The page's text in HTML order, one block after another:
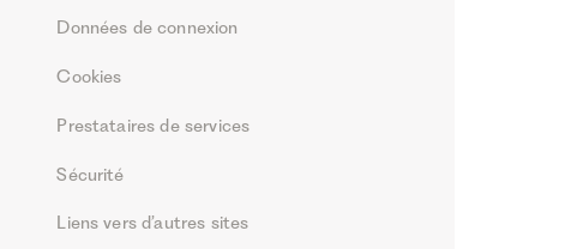
Données de connexion
Cookies
Prestataires de services
Sécurité
Liens vers d’autres sites